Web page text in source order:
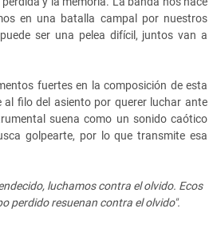
en una batalla campal por nuestros
ser una pelea difícil, juntos van a
fuertes en la composición de esta
al filo del asiento por querer luchar ante
suena como un sonido caótico
golpearte, por lo que transmite esa
luchamos contra el olvido. Ecos
perdido resuenan contra el olvido".